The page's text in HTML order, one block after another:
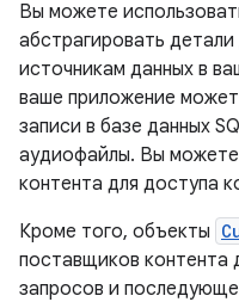
Вы можете
абстрагировать
источникам данных в
ваше приложение
записи в базе данных
аудиофайлы. Вы
контента для доступа
Кроме того, объекты
поставщиков контента
запросов и